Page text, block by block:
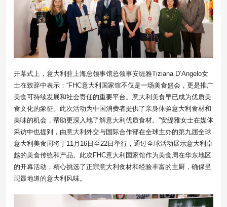
开幕式上，意大利驻上海总领事馆总领事安缇雅Tiziana D’Angelo女
士在致辞中表示：“FHC意大利国家馆不仅是一场美食盛会，更是推广
美食可持续发展和社会责任的重要平台。意大利美食早已成为优质美
食文化的象征。此次活动为中国消费者提供了亲身体验意大利食材和
美味的机会，帮助更深入地了解意大利优质食材。”安缇雅女士在媒体
采访中也提到，由意大利外交与国际合作部在全球主办的第九届全球
意大利美食周将于11月16日至22日举行，通过全球活动展示意大利卓
越的美食传统和产品。此次FHC意大利国家馆作为美食周在华东地区
的开幕活动，精心挑选了正宗意大利食材和经验丰富的主厨，确保呈
现最地道的意大利风味。